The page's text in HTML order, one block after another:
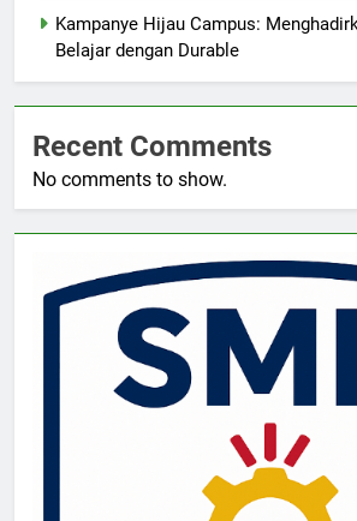
Kampanye Hijau Campus:
Belajar dengan Durable
Recent Comments
No comments to show.